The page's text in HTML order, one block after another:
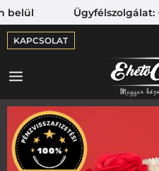
+36
KAPCSOLAT